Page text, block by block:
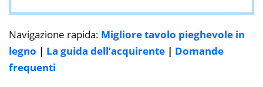
Navigazione rapida: Migliore tavolo pieghevole in
legno | La guida dell’acquirente | Domande
frequenti